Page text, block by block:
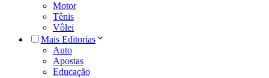
Motor
Tênis
Vôlei
Mais Editorias
Auto
Apostas
Educação